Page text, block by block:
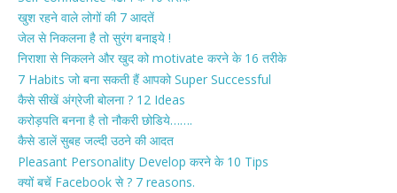
खुश रहने वाले लोगों की 7 आदतें
जेल से निकलना है तो सुरंग बनाइये !
निराशा से निकलने और खुद को motivate करने के 16 तरीके
7 Habits जो बना सकती हैं आपको Super Successful
कैसे सीखें अंग्रेजी बोलना ? 12 Ideas
करोड़पति बनना है तो नौकरी छोडिये…….
कैसे डालें सुबह जल्दी उठने की आदत
Pleasant Personality Develop करने के 10 Tips
क्यों बचें Facebook से ? 7 reasons.